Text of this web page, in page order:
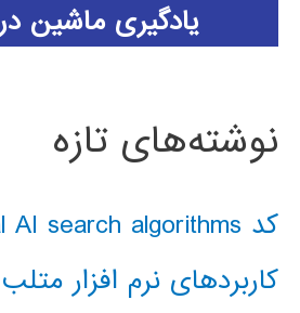
یادگیری ماشین
نوشته‌های تازه
کد classical AI search algorithms
کاربردهای نرم افزار متلب